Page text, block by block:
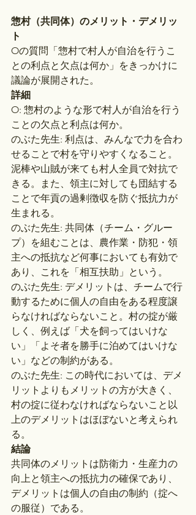
惣村（共同体）のメリット・デメリッ
ト
Oの質問「惣村で村人が自治を行うこ
との利点と欠点は何か」をきっかけに
議論が展開された。
詳細
O: 惣村のような形で村人が自治を行う
ことの欠点と利点は何か。
のぶた先生: 利点は、みんなで力を合わ
せることで村を守りやすくなること。
泥棒や山賊が来ても村人全員で対抗で
きる。また、領主に対しても団結する
ことで年貢の過剰徴収を防ぐ抵抗力が
生まれる。
のぶた先生: 共同体（チーム・グルー
プ）を組むことは、農作業・防犯・領
主への抵抗など何事においても有効で
あり、これを「相互扶助」という。
のぶた先生: デメリットは、チームで行
動するために個人の自由をある程度譲
らなければならないこと。村の掟が厳
しく、例えば「犬を飼ってはいけな
い」「よそ者を勝手に泊めてはいけな
い」などの制約がある。
のぶた先生: この時代においては、デメ
リットよりもメリットの方が大きく、
村の掟に従わなければならないこと以
上のデメリットはほぼないと考えられ
る。
結論
共同体のメリットは防衛力・生産力の
向上と領主への抵抗力の確保であり、
デメリットは個人の自由の制約（掟へ
の服従）である。